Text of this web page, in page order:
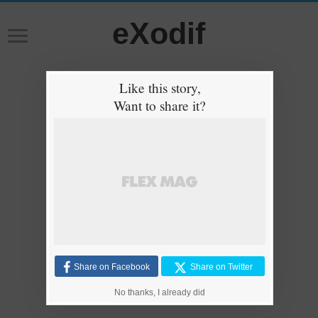
eXodif
Like this story,
Want to share it?
Share on Facebook Share on Twitter
No thanks, I already did